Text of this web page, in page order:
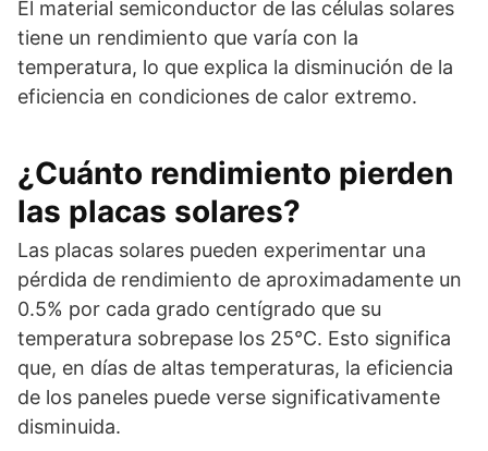
El material semiconductor de las células solares
tiene un rendimiento que varía con la
temperatura, lo que explica la disminución de la
eficiencia en condiciones de calor extremo.
¿Cuánto rendimiento pierden
las placas solares?
Las placas solares pueden experimentar una
pérdida de rendimiento de aproximadamente un
0.5% por cada grado centígrado que su
temperatura sobrepase los 25°C. Esto significa
que, en días de altas temperaturas, la eficiencia
de los paneles puede verse significativamente
disminuida.